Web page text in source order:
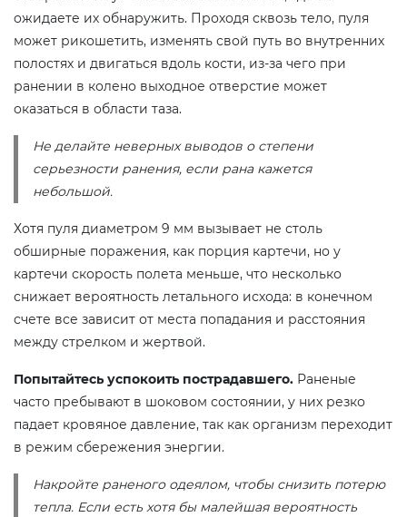
ожидаете их обнаружить. Проходя сквозь тело, пуля
может рикошетить, изменять свой путь во внутренних
полостях и двигаться вдоль кости, из-за чего при
ранении в колено выходное отверстие может
оказаться в области таза.
Не делайте неверных выводов о степени
серьезности ранения, если рана кажется
небольшой.
Хотя пуля диаметром 9 мм вызывает не столь
обширные поражения, как порция картечи, но у
картечи скорость полета меньше, что несколько
снижает вероятность летального исхода: в конечном
счете все зависит от места попадания и расстояния
между стрелком и жертвой.
Попытайтесь успокоить пострадавшего. Раненые
часто пребывают в шоковом состоянии, у них резко
падает кровяное давление, так как организм переходит
в режим сбережения энергии.
Накройте раненого одеялом, чтобы снизить потерю
тепла. Если есть хотя бы малейшая вероятность